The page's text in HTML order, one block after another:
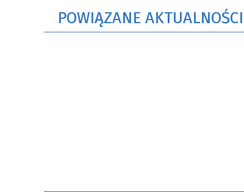
POWIĄZANE